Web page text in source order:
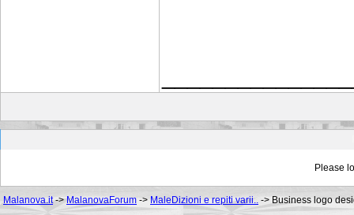
Please
Malanova.it->MalanovaForum -> MaleDizioni e repiti varii.. -> Business logo